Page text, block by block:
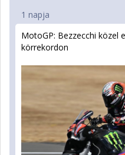
1 napja
MotoGP: Bezzecchi közel
körrekordon